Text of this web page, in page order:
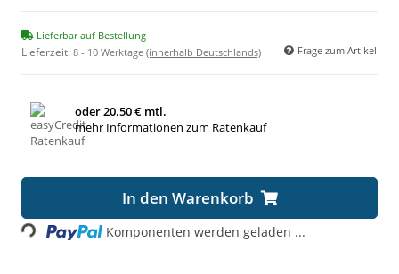
Lieferbar auf Bestellung
Lieferzeit: 8 - 10 Werktage (innerhalb Deutschlands) Frage zum Artikel
oder20.50 € mtl.
mehr Informationen zum Ratenkauf
In den Warenkorb
Loading... Komponenten werden geladen ...